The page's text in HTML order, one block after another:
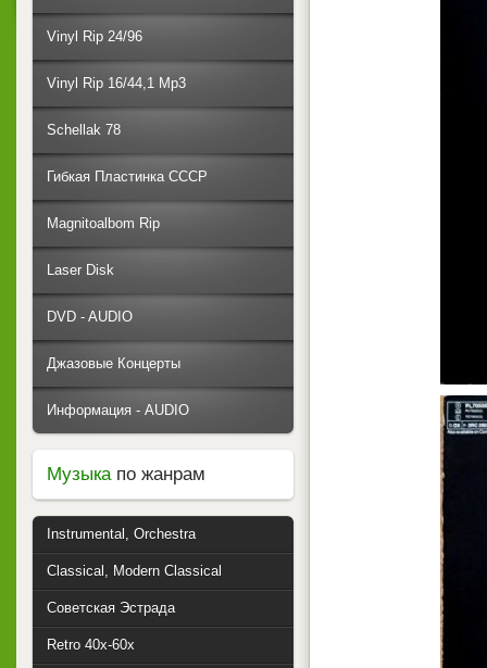
Vinyl Rip 24/96
Vinyl Rip 16/44,1 Mp3
Schellak 78
Гибкая Пластинка СССР
Magnitoalbom Rip
Laser Disk
DVD - AUDIO
Джазовые Концерты
Информация - AUDIO
Музыкапо жанрам
Instrumental, Orchestra
Classical, Modern Classical
Советская Эстрада
Retro 40x-60x